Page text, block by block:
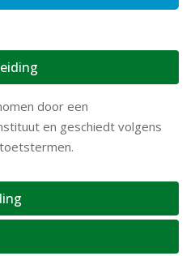
door een
en geschiedt volgens